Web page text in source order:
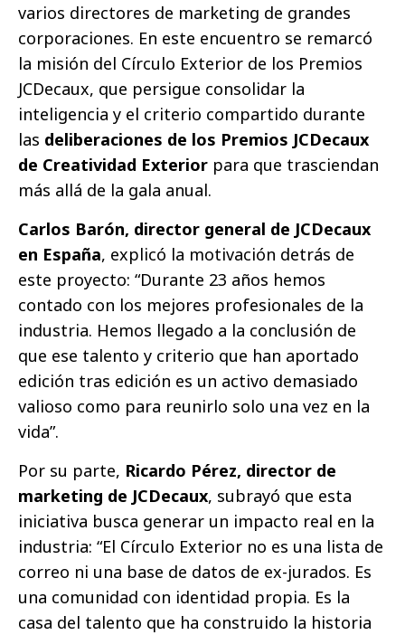
varios directores de marketing de grandes
corporaciones. En este encuentro se remarcó
la misión del Círculo Exterior de los Premios
JCDecaux, que persigue consolidar la
inteligencia y el criterio compartido durante
las deliberaciones de los Premios JCDecaux
de Creatividad Exterior para que trasciendan
más allá de la gala anual.
Carlos Barón, director general de JCDecaux
en España, explicó la motivación detrás de
este proyecto: “Durante 23 años hemos
contado con los mejores profesionales de la
industria. Hemos llegado a la conclusión de
que ese talento y criterio que han aportado
edición tras edición es un activo demasiado
valioso como para reunirlo solo una vez en la
vida”.
Por su parte, Ricardo Pérez, director de
marketing de JCDecaux, subrayó que esta
iniciativa busca generar un impacto real en la
industria: “El Círculo Exterior no es una lista de
correo ni una base de datos de ex-jurados. Es
una comunidad con identidad propia. Es la
casa del talento que ha construido la historia